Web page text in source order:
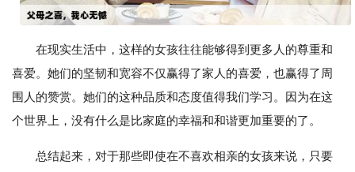
在现实生活中，这样的女孩往往能够得到更多人的尊重和
喜爱。她们的坚韧和宽容不仅赢得了家人的喜爱，也赢得了周
围人的赞赏。她们的这种品质和态度值得我们学习。因为在这
个世界上，没有什么是比家庭的幸福和和谐更加重要的了。
总结起来，对于那些即使在不喜欢相亲的女孩来说，只要